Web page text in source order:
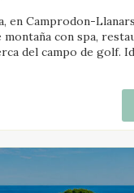
en Camprodon-
con spa,
del campo de golf.